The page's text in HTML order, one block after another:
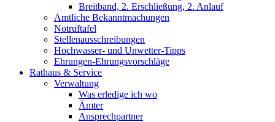
Breitband, 2. Erschließung, 2. Anlauf
Amtliche Bekanntmachungen
Notruftafel
Stellenausschreibungen
Hochwasser- und Unwetter-Tipps
Ehrungen-Ehrungsvorschläge
Rathaus & Service
Verwaltung
Was erledige ich wo
Ämter
Ansprechpartner